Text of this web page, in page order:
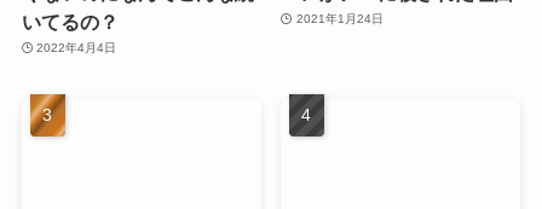
いてるの？
2022年4月4日
2021年1月24日